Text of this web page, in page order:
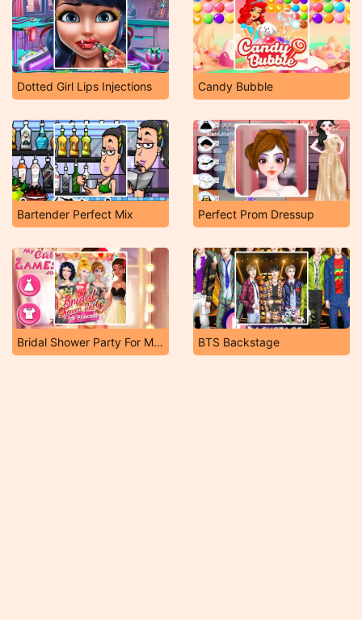
Dotted Girl Lips Injections Candy Bubble
Bartender Perfect Mix Perfect Prom Dressup
Bridal Shower Party For Moana BTS Backstage